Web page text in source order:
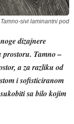
sivi laminantni pod
dizajnere
prostoru. Tamno –
a za razliku od
i sofisticiranom
sa bilo kojim